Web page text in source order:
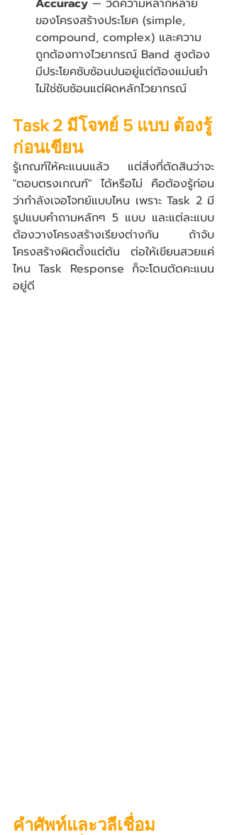
ของโครงสร้างประโยค (simple,
compound, complex) และความ
ถูกต้องทางไวยากรณ์ Band สูงต้อง
มีประโยคซับซ้อนปนอยู่แต่ต้องแม่นยำ
ไม่ใช่ซับซ้อนแต่ผิดหลักไวยากรณ์
Task 2 มีโจทย์ 5 แบบ ต้องรู้
ก่อนเขียน
รู้เกณฑ์ให้คะแนนแล้ว แต่สิ่งที่ตัดสินว่าจะ
"ตอบตรงเกณฑ์" ได้หรือไม่ คือต้องรู้ก่อน
ว่ากำลังเจอโจทย์แบบไหน เพราะ Task 2 มี
รูปแบบคำถามหลักๆ 5 แบบ และแต่ละแบบ
ต้องวางโครงสร้างเรียงต่างกัน ถ้าจับ
โครงสร้างผิดตั้งแต่ต้น ต่อให้เขียนสวยแค่
ไหน Task Response ก็จะโดนตัดคะแนน
อยู่ดี
คำศัพท์และวลีเชื่อม